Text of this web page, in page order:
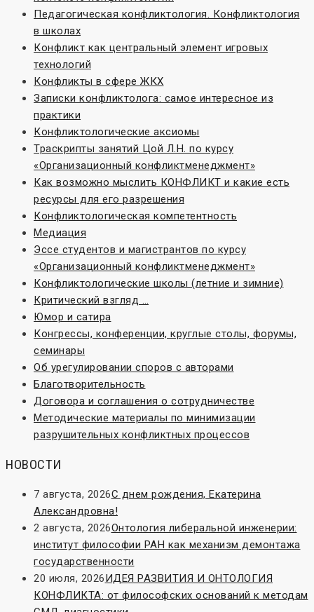
Педагогическая конфликтология. Конфликтология
в школах
Конфликт как центральный элемент игровых
технологий
Конфликты в сфере ЖКХ
Записки конфликтолога: самое интересное из
практики
Конфликтологические аксиомы
Траскрипты занятий Цой Л.Н. по курсу
«Организационный конфликтменеджмент»
Как возможно мыслить КОНФЛИКТ и какие есть
ресурсы для его разрешения
Конфликтологическая компетентность
Медиация
Эссе студентов и магистрантов по курсу
«Организационный конфликтменеджмент»
Конфликтологические школы (летние и зимние)
Критический взгляд …
Юмор и сатира
Конгрессы, конференции, круглые столы, форумы,
семинары
Об урегулировании споров с авторами
Благотворительность
Договора и соглашения о сотрудничестве
Методические материалы по минимизации
разрушительных конфликтных процессов
НОВОСТИ
7 августа, 2026С днем рождения, Екатерина
Александровна!
2 августа, 2026Онтология либеральной инженерии:
институт философии РАН как механизм демонтажа
государственности
20 июля, 2026ИДЕЯ РАЗВИТИЯ И ОНТОЛОГИЯ
КОНФЛИКТА: от философских оснований к методам